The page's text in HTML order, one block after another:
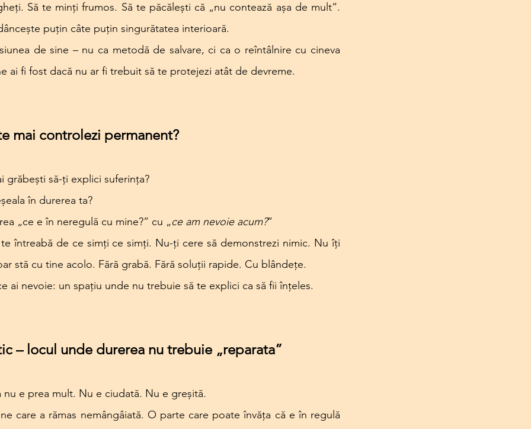
Să te minți frumos. Să te păcălești că „nu contează așa de mult”.
puțin câte puțin singurătatea interioară.
de sine – nu ca metodă de salvare, ci ca o reîntâlnire cu cineva
ai fi fost dacă nu ar fi trebuit să te protejezi atât de devreme.
mai controlezi permanent?
grăbești să-ți explici suferința?
în durerea ta?
„ce e în neregulă cu mine?” cu „ce am nevoie acum?”
întreabă de ce simți ce simți. Nu-ți cere să demonstrezi nimic. Nu îți
stă cu tine acolo. Fără grabă. Fără soluții rapide. Cu blândețe.
ai nevoie: un spațiu unde nu trebuie să te explici ca să fii înțeles.
– locul unde durerea nu trebuie „reparata”
e prea mult. Nu e ciudată. Nu e greșită.
care a rămas nemângâiată. O parte care poate învăța că e în regulă